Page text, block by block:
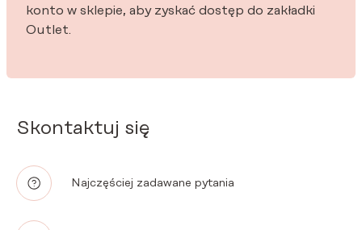
Skontaktuj się
Najczęściej zadawane pytania
konto w sklepie, aby zyskać dostęp do zakładki
Outlet.